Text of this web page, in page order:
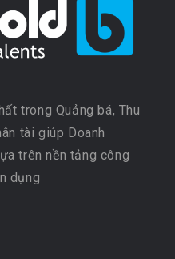
trong Quảng bá, Thu
tài giúp Doanh
trên nền tảng công
dụng